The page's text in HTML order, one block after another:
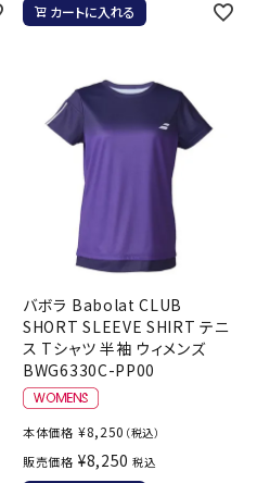
カートに入れる
バボラ Babolat CLUB
SHORT SLEEVE SHIRT テニ
ス Tシャツ 半袖 ウィメンズ
BWG6330C-PP00
本体価格 ¥8,250 （税込）
販売価格 ¥8,250 税込